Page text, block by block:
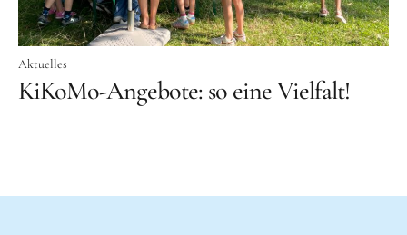
InstagramYouTubeCookie-
Richtlinie
Aktuelles
KiKoMo-Angebote: so eine Vielfalt!